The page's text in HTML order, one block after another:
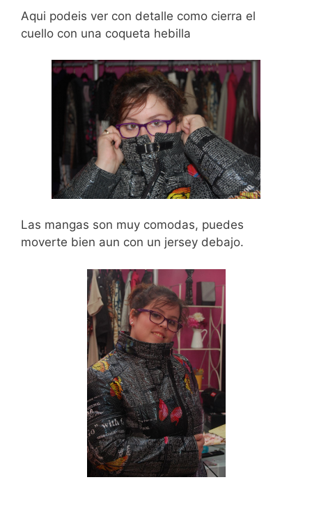
Aqui podeis ver con detalle como cierra el
cuello con una coqueta hebilla
Las mangas son muy comodas, puedes
moverte bien aun con un jersey debajo.